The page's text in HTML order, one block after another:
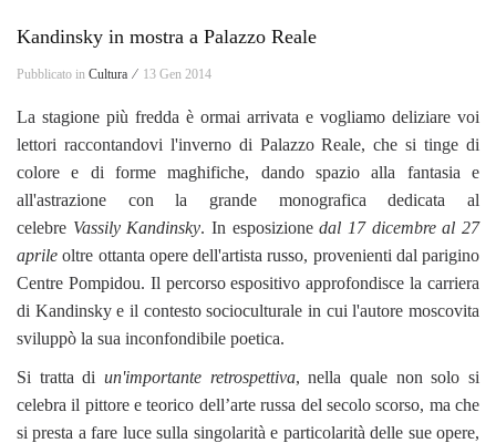
Kandinsky in mostra a Palazzo Reale
Pubblicato in Cultura ⁄ 13 Gen 2014
La stagione più fredda è ormai arrivata e vogliamo deliziare voi
lettori raccontandovi l'inverno di Palazzo Reale, che si tinge di
colore e di forme maghifiche, dando spazio alla fantasia e
all'astrazione con la grande monografica dedicata al
celebre Vassily Kandinsky. In esposizionedal 17 dicembre al 27
aprile oltre ottanta opere dell'artista russo, provenienti dal parigino
Centre Pompidou. Il percorso espositivo approfondisce la carriera
di Kandinsky e il contesto socioculturale in cui l'autore moscovita
sviluppò la sua inconfondibile poetica.
Si tratta di un'importante retrospettiva, nella quale non solo si
celebra il pittore e teorico dell’arte russa del secolo scorso, ma che
si presta a fare luce sulla singolarità e particolarità delle sue opere,